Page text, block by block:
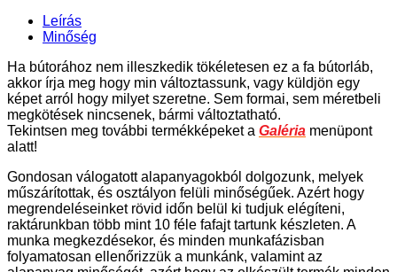
Leírás
Minőség
Ha bútorához nem illeszkedik tökéletesen ez a fa bútorláb,
akkor írja meg hogy min változtassunk, vagy küldjön egy
képet arról hogy milyet szeretne. Sem formai, sem méretbeli
megkötések nincsenek, bármi változtatható.
Tekintsen meg további termékképeket a Galéria menüpont
alatt!
Gondosan válogatott alapanyagokból dolgozunk, melyek
műszárítottak, és osztályon felüli minőségűek. Azért hogy
megrendeléseinket rövid időn belül ki tudjuk elégíteni,
raktárunkban több mint 10 féle fafajt tartunk készleten. A
munka megkezdésekor, és minden munkafázisban
folyamatosan ellenőrizzük a munkánk, valamint az